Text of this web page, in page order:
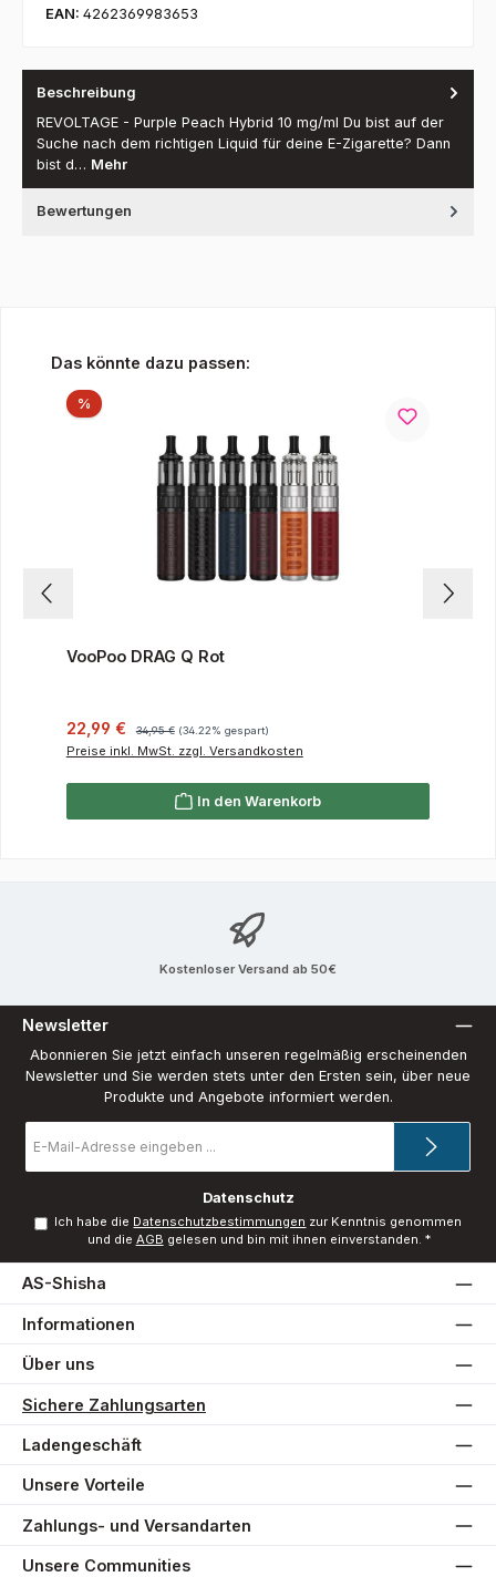
EAN: 4262369983653
Beschreibung
REVOLTAGE - Purple Peach Hybrid 10 mg/ml Du bist auf der
Suche nach dem richtigen Liquid für deine E-Zigarette? Dann
bist d… Mehr
Bewertungen
Produktgalerie überspringen
Das könnte dazu passen:
%Rabatt
VooPoo DRAG Q Rot
Verkaufspreis:
22,99 € 34,95 € (34.22% gespart)
Preise inkl. MwSt. zzgl. Versandkosten
In den Warenkorb
Kostenloser Versand ab 50€
Newsletter
Abonnieren Sie jetzt einfach unseren regelmäßig erscheinenden
Newsletter und Sie werden stets unter den Ersten sein, über neue
Produkte und Angebote informiert werden.
Mail-
*
Datenschutz
Ich habe die Datenschutzbestimmungen zur Kenntnis genommen
und die AGB gelesen und bin mit ihnen einverstanden. *
AS-Shisha
Informationen
Über uns
Sichere Zahlungsarten
Ladengeschäft
Unsere Vorteile
Zahlungs- und Versandarten
Unsere Communities